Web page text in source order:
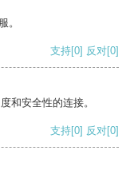
。
支持[0] 反对[0]
和安全性的连接。
支持[0] 反对[0]